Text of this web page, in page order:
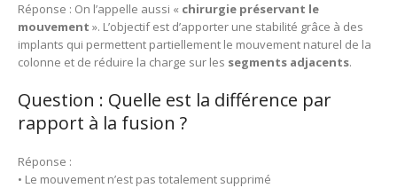
Réponse : On l’appelle aussi « chirurgie préservant le
mouvement ». L’objectif est d’apporter une stabilité grâce à des
implants qui permettent partiellement le mouvement naturel de la
colonne et de réduire la charge sur les segments adjacents.
Question : Quelle est la différence par
rapport à la fusion ?
Réponse :
• Le mouvement n’est pas totalement supprimé